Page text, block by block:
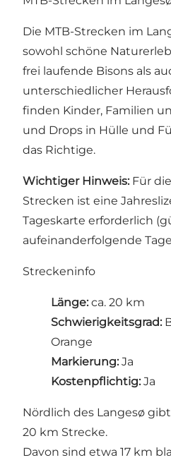
Die MTB-Strecken im
sowohl schöne
frei laufende Bisons als
unterschiedlicher
finden Kinder, Familien
und Drops in Hülle und
das Richtige.
Wichtiger Hinweis: Für
Strecken ist eine
Tageskarte erforderlich
aufeinanderfolgende
Streckeninfo
Länge: ca. 20 km
Schwierigkeitsgrad:
Orange
Markierung: Ja
Kostenpflichtig: Ja
Nördlich des Langesø
20 km Strecke.
Davon sind etwa 17 km